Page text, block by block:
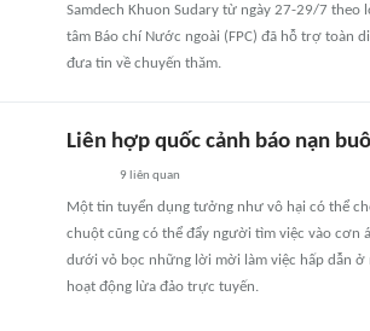
Samdech Khuon Sudary từ ngày 27-29/7 theo
tâm Báo chí Nước ngoài (FPC) đã hỗ trợ toàn
đưa tin về chuyến thăm.
Liên hợp quốc cảnh báo nạn
9 liên quan
Một tin tuyển dụng tưởng như vô hại có thể
chuột cũng có thể đẩy người tìm việc vào cơn
dưới vỏ bọc những lời mời làm việc hấp dẫn ở
hoạt động lừa đảo trực tuyến.